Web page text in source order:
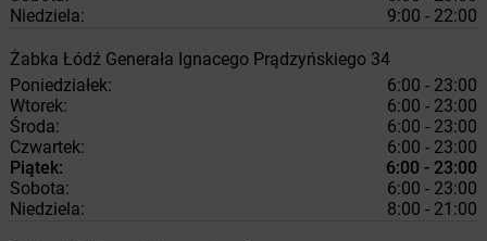
Niedziela:
9:00 - 22:00
Żabka Łódź Generała Ignacego Prądzyńskiego 34
Poniedziałek:
6:00 - 23:00
Wtorek:
6:00 - 23:00
Środa:
6:00 - 23:00
Czwartek:
6:00 - 23:00
Piątek:
6:00 - 23:00
Sobota:
6:00 - 23:00
Niedziela:
8:00 - 21:00